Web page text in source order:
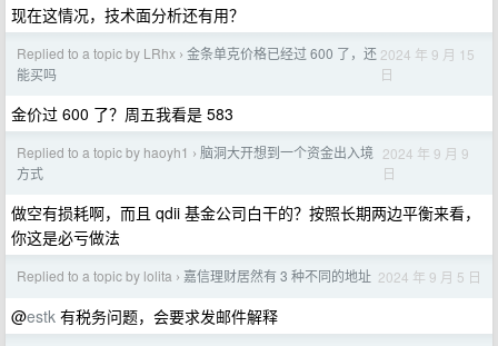
现在这情况，技术面分析还有用？
Replied to a topic by LRhx › 金条单克价格已经过 600 了，还
能买吗
2024 年 9 月 15
日
金价过 600 了？周五我看是 583
Replied to a topic by haoyh1 › 脑洞大开想到一个资金出入境
方式
2024 年 9 月 9
日
做空有损耗啊，而且 qdii 基金公司白干的？按照长期两边平衡来看，
你这是必亏做法
Replied to a topic by lolita › 嘉信理财居然有 3 种不同的地址 2024 年 9 月 5 日
@estk 有税务问题，会要求发邮件解释